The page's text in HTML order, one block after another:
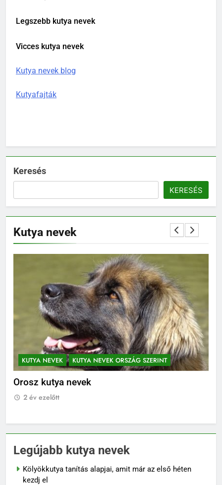
Legszebb kutya nevek
Vicces kutya nevek
Kutya nevek blog
Kutyafajták
Keresés
KERESÉS
Kutya nevek
KUTYA NEVEK KUTYA NEVEK ORSZÁG SZERINT
Orosz kutya nevek
2 év ezelőtt
Legújabb kutya nevek
Kölyökkutya tanítás alapjai, amit már az első héten
kezdj el